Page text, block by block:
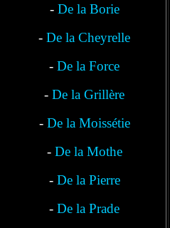
- De la Borie
-De la Cheyrelle
-De la Force
-De la Grillère
- De la Moissétie
- De la Mothe
- De la Pierre
-De la Prade